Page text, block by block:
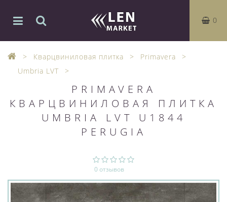
0
Кварцвиниловая плитка
Primavera
Umbria LVT
PRIMAVERA
КВАРЦВИНИЛОВАЯ ПЛИТКА
UMBRIA LVT U1844
PERUGIA
0 отзывов